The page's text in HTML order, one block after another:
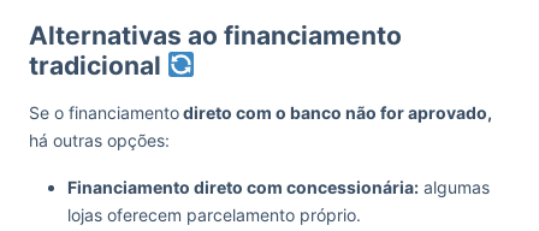
Alternativas ao financiamento
tradicional
Se o financiamentodireto com o banco não for aprovado,
há outras opções:
Financiamento direto com concessionária: algumas
lojas oferecem parcelamento próprio.